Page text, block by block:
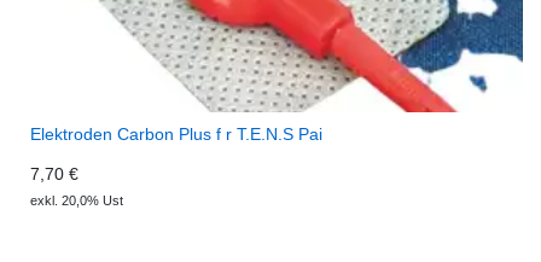
Elektroden Carbon Plus f r T.E.N.S Pai
7,70 €
exkl. 20,0% Ust